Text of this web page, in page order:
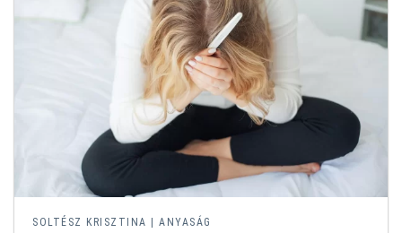
SOLTÉSZ KRISZTINA ANYASÁG